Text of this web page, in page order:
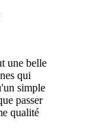
une belle
qui
simple
passer
qualité